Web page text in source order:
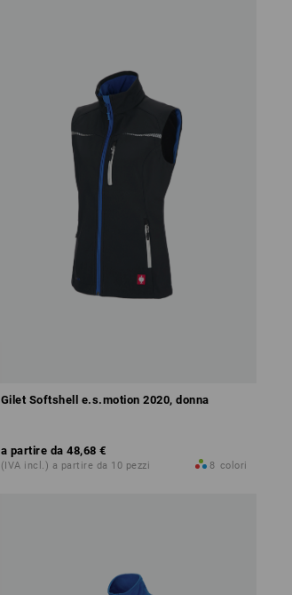
Gilet Softshell e.s.motion 2020, donna
a partire da 48,68 €
(IVA incl.) a partire da 10 pezzi 8 colori